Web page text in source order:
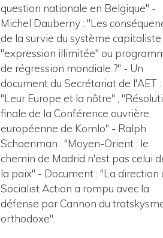
question nationale en Belgique" -
Michel Dauberny : "Les
de la survie du système capitaliste
"expression illimitée" ou
de régression mondiale ?" - Un
document du Secrétariat de l'AET :
"Leur Europe et la nôtre" ;
finale de la Conférence ouvrière
européenne de Komlo" - Ralph
Schoenman : "Moyen-Orient : le
chemin de Madrid n'est pas celui
la paix" - Document : "La direction
Socialist Action a rompu avec la
défense par Cannon du
orthodoxe".